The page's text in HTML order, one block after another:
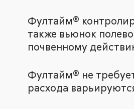
Фултайм®
также вьюнок
почвенному
Фултайм® не
расхода